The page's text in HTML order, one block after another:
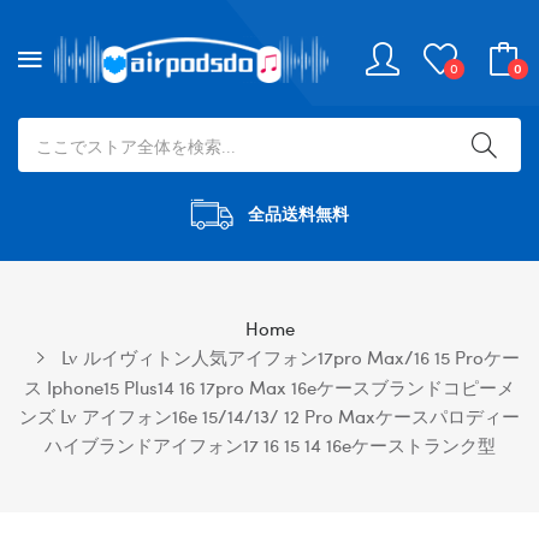
0 0
全品送料無料
Home
Lv ルイヴィトン人気アイフォン17pro Max/16 15 Proケー
ス Iphone15 Plus14 16 17pro Max 16eケースブランドコピーメ
ンズ Lv アイフォン16e 15/14/13/ 12 Pro Maxケースパロディー
ハイブランドアイフォン17 16 15 14 16eケーストランク型